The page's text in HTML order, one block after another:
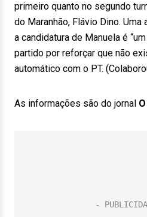
primeiro quanto no segundo
do Maranhão, Flávio Dino. Uma
a candidatura de Manuela é
partido por reforçar que não
automático com o PT.
As informações são do jornal